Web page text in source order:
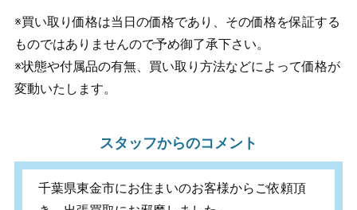
※買い取り価格は当日の価格であり、その価格を保証する
ものではありませんので予め御了承下さい。
※状態や付属品の有無、買い取り方法などによって価格が
変動いたします。
スタッフからのコメント
千葉県東金市にお住まいのお客様からご依頼頂